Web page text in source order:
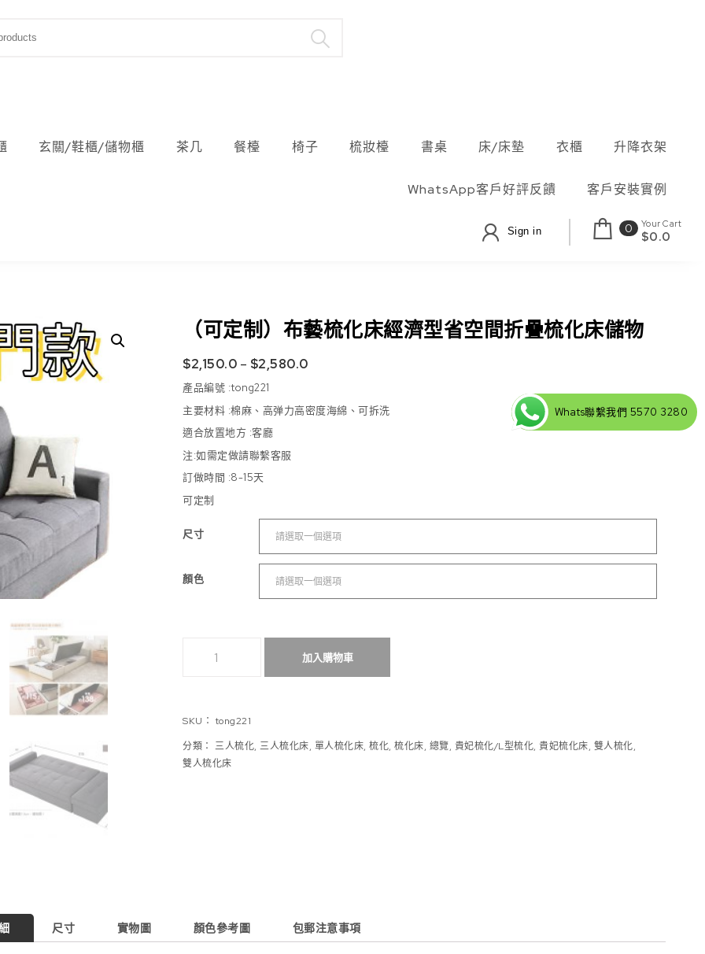
玄關/鞋櫃/儲物櫃 茶几 餐檯 椅子 梳妝檯 書桌 床/床墊 衣櫃 升降衣架
WhatsApp客戶好評反饋 客戶安裝實例
Sign in 0 Your Cart
$0.0
（可定制）布藝梳化床經濟型省空間折疊梳化床儲物
$2,150.0 – $2,580.0
產品編號 :tong221
主要材料 :棉麻、高弹力高密度海綿、可拆洗
適合放置地方 :客廳
注:如需定做請聯繫客服
訂做時間 :8-15天
可定制
尺寸
顏色
加入購物車
SKU：tong221
分類：三人梳化,三人梳化床, 單人梳化床,梳化,梳化床, 總覽, 貴妃梳化/L型梳化,貴妃梳化床, 雙人梳化,
雙人梳化床
尺寸 實物圖 顏色參考圖 包郵注意事項
Whats聯繫我們 5570 3280